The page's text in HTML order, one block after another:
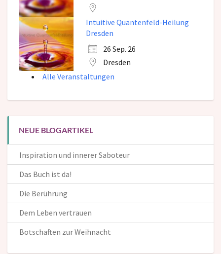
Intuitive Quantenfeld-Heilung
Dresden
26 Sep. 26
Dresden
Alle Veranstaltungen
NEUE BLOGARTIKEL
Inspiration und innerer Saboteur
Das Buch ist da!
Die Berührung
Dem Leben vertrauen
Botschaften zur Weihnacht